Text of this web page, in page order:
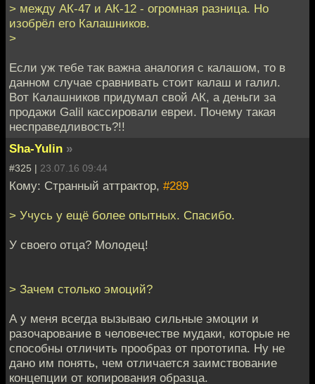
> между АК-47 и АК-12 - огромная разница. Но
изобрёл его Калашников.
>
Если уж тебе так важна аналогия с калашом, то в
данном случае сравнивать стоит калаш и галил.
Вот Калашников придумал свой АК, а деньги за
продажи Galil кассировали евреи. Почему такая
несправедливость?!!
Sha-Yulin »
#325 | 23.07.16 09:44
Кому: Странный аттрактор, #289
> Учусь у ещё более опытных. Спасибо.
У своего отца? Молодец!
> Зачем столько эмоций?
А у меня всегда вызываю сильные эмоции и
разочарование в человечестве мудаки, которые не
способны отличить прообраз от прототипа. Ну не
дано им понять, чем отличается заимствование
концепции от копирования образца.